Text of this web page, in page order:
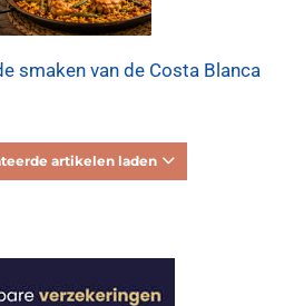
smaken van de Costa Blanca
artikelen laden